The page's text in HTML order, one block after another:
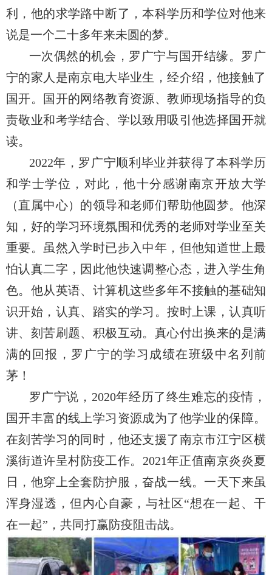
利，他的求学路中断了，本科学历和学位对他来
说是一个二十多年来未圆的梦。
一次偶然的机会，罗广宁与国开结缘。罗广
宁的家人是南京电大毕业生，经介绍，他接触了
国开。国开的网络教育资源、教师现场指导的负
责敬业和考学结合、学以致用吸引他选择国开就
读。
2022年，罗广宁顺利毕业并获得了本科学历
和学士学位，对此，他十分感谢南京开放大学
（直属中心）的领导和老师们帮助他圆梦。他深
知，好的学习环境氛围和优秀的老师对学业至关
重要。虽然入学时已步入中年，但他知道世上最
怕认真二字，因此他快速调整心态，进入学生角
色。他从英语、计算机这些多年不接触的基础知
识开始，认真、踏实的学习。按时上课，认真听
讲、刻苦刷题、积极互动。真心付出换来的是满
满的回报，罗广宁的学习成绩在班级中名列前
茅！
罗广宁说，2020年经历了终生难忘的疫情，
国开丰富的线上学习资源成为了他学业的保障。
在刻苦学习的同时，他还支援了南京市江宁区横
溪街道许呈村防疫工作。2021年正值南京炎炎夏
日，他穿上全套防护服，奋战一线。一天下来虽
浑身湿透，但内心自豪，与社区“想在一起、干
在一起”，共同打赢防疫阻击战。